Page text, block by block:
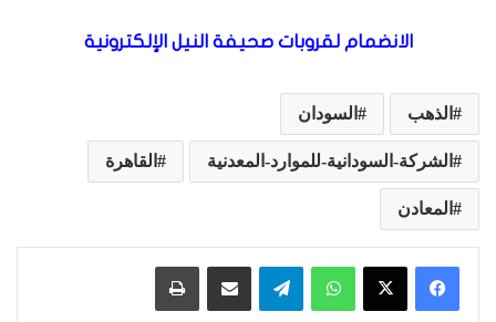
الانضمام لقروبات صحيفة النيل الإلكترونية
الذهب السودان
الشركة-السودانية-للموارد-المعدنية القاهرة
المعادن
واتساب تيلقرام مشاركة عبر البريد طباعة